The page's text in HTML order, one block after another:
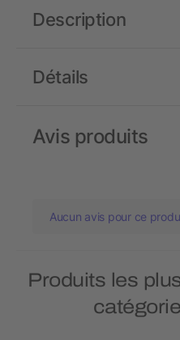
Détails
Description
Avis produits
Aucun avis pour ce
Produits les